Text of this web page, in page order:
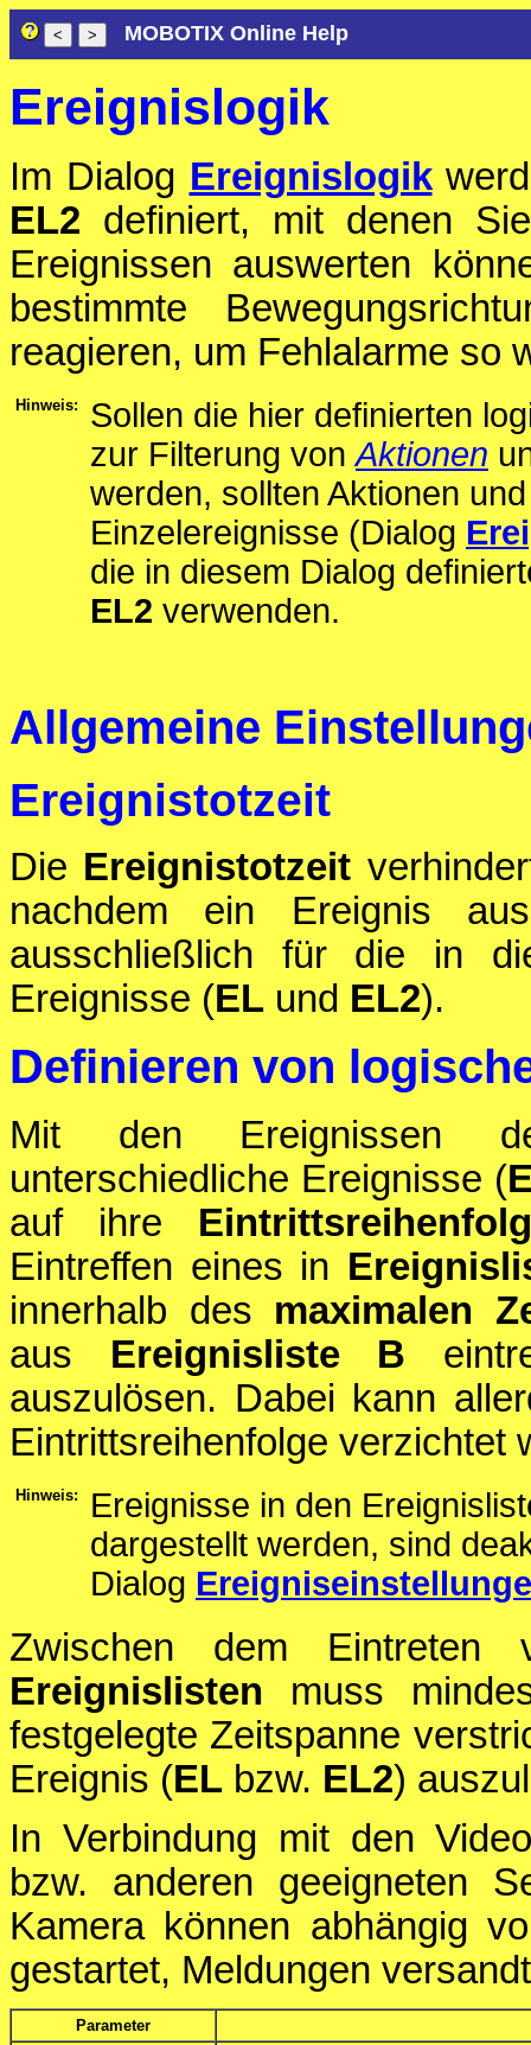
MOBOTIX Online Help
Ereignislogik
Im Dialog Ereignislogik
EL2 definiert, mit denen
Ereignissen auswerten
bestimmte
reagieren, um Fehlalarme so
Hinweis:
Sollen die hier definierten
zur Filterung vonAktionen
werden, sollten Aktionen
Einzelereignisse (Dialog
die in diesem Dialog
EL2 verwenden.
Allgemeine
Ereignistotzeit
Die Ereignistotzeit
nachdem ein Ereignis
ausschließlich für die in
Ereignisse (EL und EL2).
Definieren von
Mit den Ereignissen
unterschiedliche Ereignisse (
auf ihre
Eintreffen eines in
innerhalb des maximalen
aus Ereignisliste B
auszulösen. Dabei kann
Eintrittsreihenfolge verzichtet
Hinweis:
Ereignisse in den
dargestellt werden, sind
Dialog
Zwischen dem
Ereignislisten muss
festgelegte Zeitspanne
Ereignis (EL bzw. EL2)
In Verbindung mit den
bzw. anderen geeigneten
Kamera können abhängig
gestartet, Meldungen
Parameter